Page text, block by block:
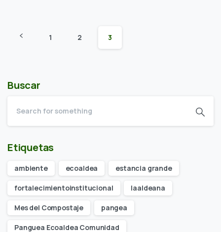
1 2 3
Buscar
Etiquetas
ambiente ecoaldea estancia grande
fortalecimientoinstitucional laaldeana
Mes del Compostaje pangea
Panguea Ecoaldea Comunidad